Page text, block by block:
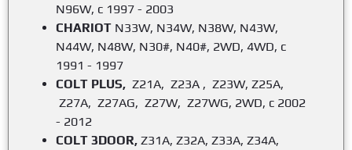
N96W, c 1997 - 2003
CHARIOT N33W, N34W, N38W, N43W,
N44W, N48W, N30#, N40#, 2WD, 4WD, с
1991 - 1997
COLT PLUS, Z21A, Z23A , Z23W, Z25A,
Z27A, Z27AG, Z27W, Z27WG, 2WD, с 2002
- 2012
COLT 3DOOR, Z31A, Z32A, Z33A, Z34A,